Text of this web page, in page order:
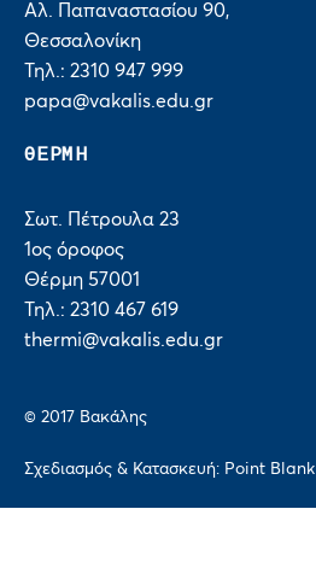
Αλ. Παπαναστασίου 90,
Θεσσαλονίκη
Τηλ.: 2310 947 999
papa@vakalis.edu.gr
ΘΕΡΜΗ
Σωτ. Πέτρουλα 23
1ος όροφος
Θέρμη 57001
Τηλ.: 2310 467 619
thermi@vakalis.edu.gr
© 2017 Bακάλης
Σχεδιασμός & Κατασκευή: Point Blank